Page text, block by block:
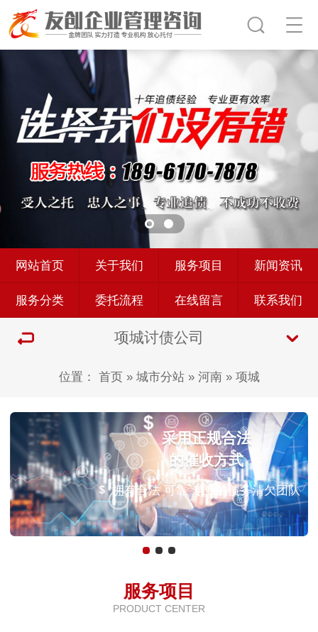
网站首页 关于我们 服务项目 新闻资讯
服务分类 委托流程 在线留言 联系我们
项城讨债公司
位置： 首页» 城市分站» 河南» 项城
采用正规合法
的催收方式
拥有合法 可靠 专业的债务清欠团队
服务项目
PRODUCT CENTER